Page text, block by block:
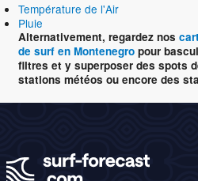
Température de l'Air
Pluie
Alternativement, regardez nos
de surf en Montenegro pour
filtres et y superposer des spots
stations météos ou encore des